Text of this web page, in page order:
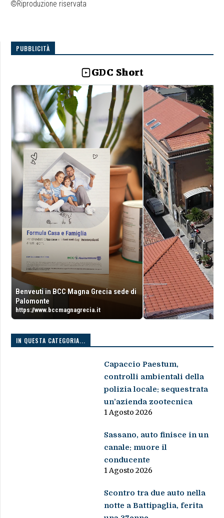
©Riproduzione riservata
PUBBLICITÀ
GDC Short
Benveuti in BCC Magna Grecia sede di
Palomonte
https://www.bccmagnagrecia.it
IN QUESTA CATEGORIA...
Capaccio Paestum,
controlli ambientali della
polizia locale: sequestrata
un’azienda zootecnica
1 Agosto 2026
Sassano, auto finisce in un
canale: muore il
conducente
1 Agosto 2026
Scontro tra due auto nella
notte a Battipaglia, ferita